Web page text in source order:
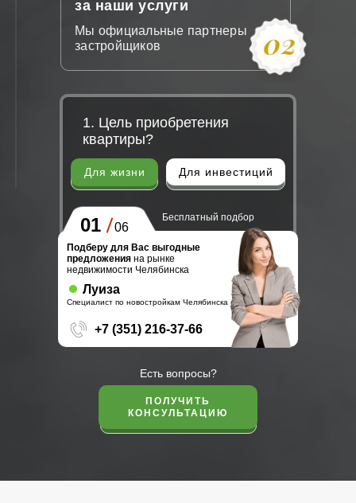
за наши услуги
Мы официальные партнеры
застройщиков
ПОЛУЧИТЬ
КОНСУЛЬТАЦИЮ
1. Цель приобретения
квартиры?
Подберу для Вас выгодные
предложения на рынке
недвижимости Челябинска
Луиза
Специалист по новостройкам Челябинска
+7 (351) 216-37-66
Для жизни Для инвестиций
01 06
Есть вопросы?
Бесплатный подбор